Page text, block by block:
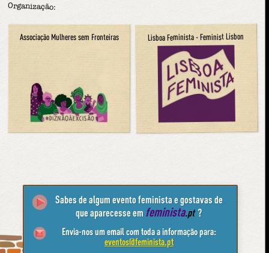
Organização:
Associação Mulheres sem Fronteiras Lisboa Feminista - Feminist Lisbon
Sabes de algum evento feminista e gostavas de
que aparecesse em feminista.pt ?
Envia-nos um email com toda a informação para:
eventos@feminista.pt